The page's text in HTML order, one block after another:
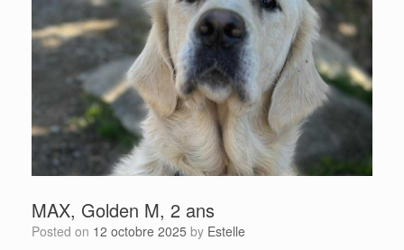
MAX, Golden M, 2 ans
Posted on 12 octobre 2025 by Estelle